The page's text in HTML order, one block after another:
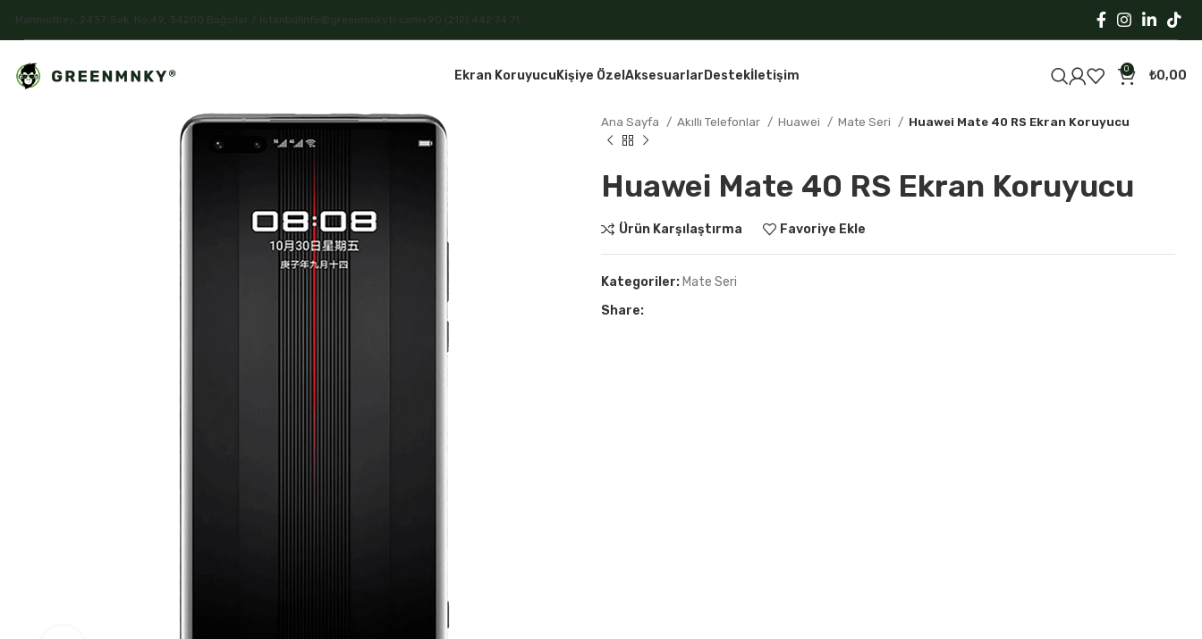
Mahmutbey, 2437. Sok. No:49, 34200 Bağcılar / İstanbulinfo@greenmnkytr.com +90 (212) 442 74 71
Ekran KoruyucuKişiye Özel Aksesuarlar Destekİletişim 0 ₺0,00
Ana Sayfa Akıllı Telefonlar Huawei Mate Seri Huawei Mate 40 RS Ekran Koruyucu
Huawei Mate 40 RS Ekran Koruyucu
Ürün Karşılaştırma Favoriye Ekle
Kategoriler: Mate Seri
Share: